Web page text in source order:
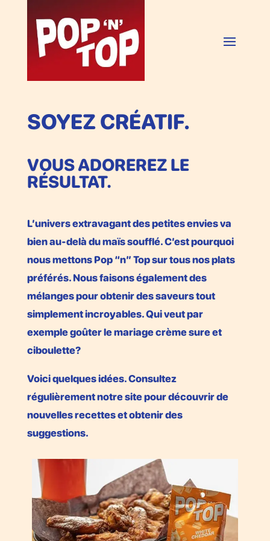
SOYEZ CRÉATIF.
VOUS ADOREREZ LE
RÉSULTAT.
L’univers extravagant des petites envies va
bien au-delà du maïs soufflé. C’est pourquoi
nous mettons Pop “n” Top sur tous nos plats
préférés. Nous faisons également des
mélanges pour obtenir des saveurs tout
simplement incroyables. Qui veut par
exemple goûter le mariage crème sure et
ciboulette?
Voici quelques idées. Consultez
régulièrement notre site pour découvrir de
nouvelles recettes et obtenir des
suggestions.